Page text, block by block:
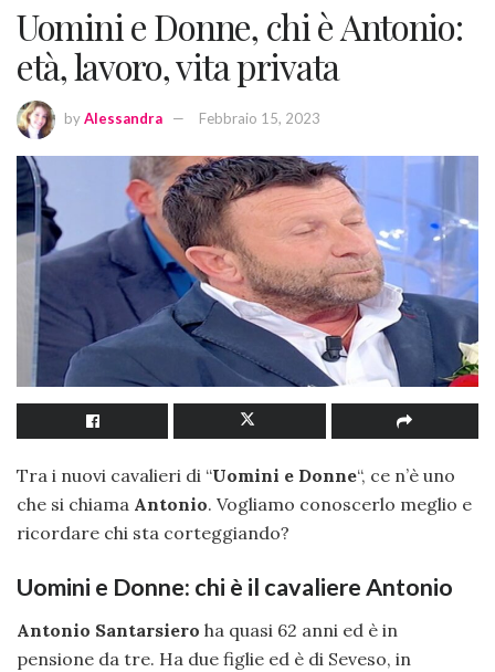
Uomini e Donne, chi è Antonio:
età, lavoro, vita privata
byAlessandra Febbraio 15, 2023
Tra i nuovi cavalieri di “Uomini e Donne“, ce n’è uno
che si chiama Antonio. Vogliamo conoscerlo meglio e
ricordare chi sta corteggiando?
Uomini e Donne: chi è il cavaliere Antonio
Antonio Santarsiero ha quasi 62 anni ed è in
pensione da tre. Ha due figlie ed è di Seveso, in